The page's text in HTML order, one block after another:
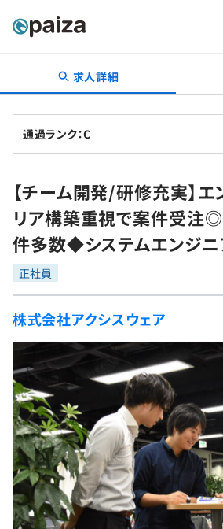
転職・キャリア
転職成功ガイド
転職エージェント
インタビュー
転職成功ガイド
新卒就活
求人検索
本選考
インターン
新卒エージェント
イベント・セミナー
インタビュー
就活成功ガイド
学習
問題集
4択課題
リファレンス
プラン
個人向けプラン
法人向けプラン
プログラミング言語
評価結果一覧
再チャレンジ結果一覧
ゲーム・マンガ
Tech Team Journal
paiza times
note
paizaとは？
求人詳細
通過ランク：C
【チーム開発/研修充実】
リア構築重視で案件受注
件多数◆システムエンジニ
正社員
株式会社アクシスウェア